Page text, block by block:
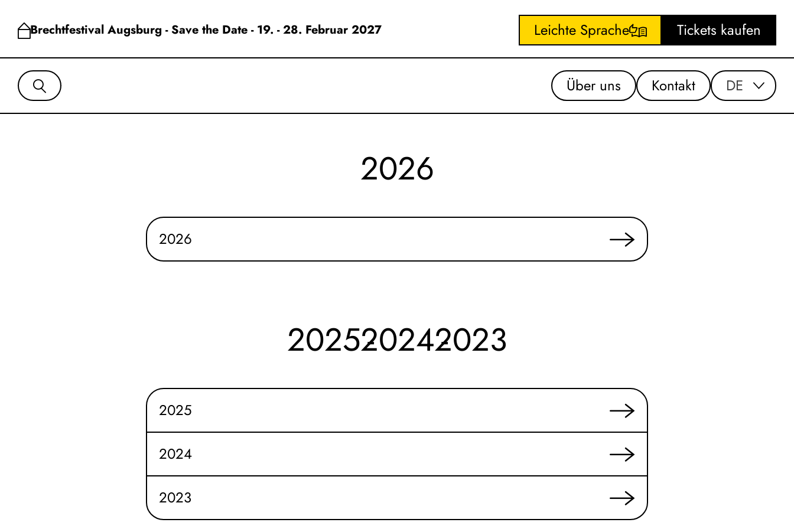
Brechtfestival Augsburg - Save the Date - 19. - 28. Februar 2027 Leichte Sprache Tickets kaufen
Über uns Kontakt DE
2026
2026
202520242023
2025
2024
2023